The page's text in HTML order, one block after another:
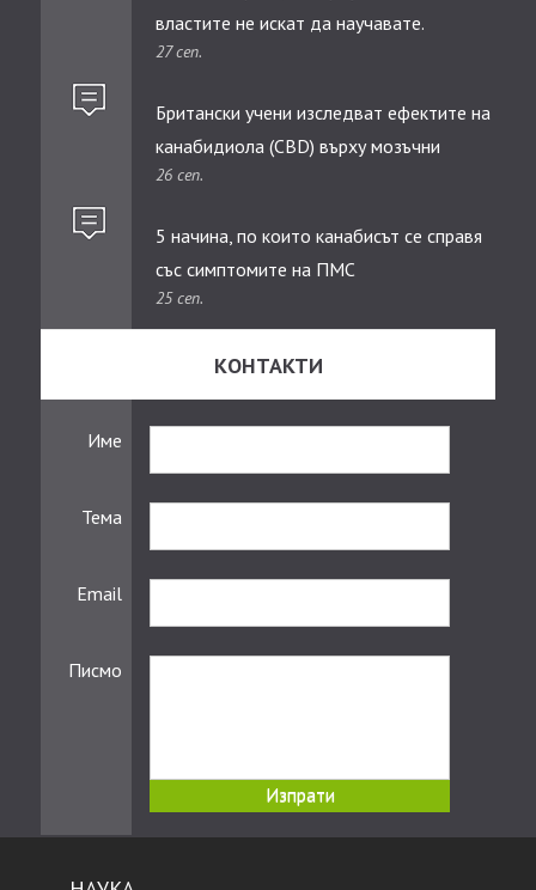
властите не искат да научавате.
27 сеп.
Британски учени изследват ефектите на
канабидиолa (CBD) върху мозъчни
тумори при деца
26 сеп.
5 начина, по които канабисът се справя
със симптомите на ПМС
25 сеп.
КОНТАКТИ
Име
Тема
Email
Писмо